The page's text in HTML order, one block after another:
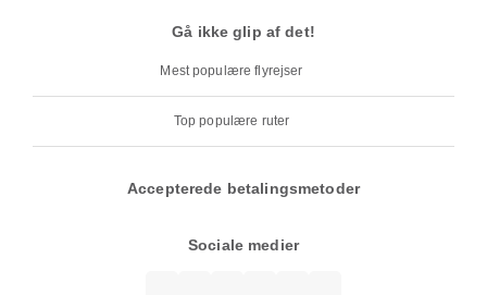
Gå ikke glip af det!
Mest populære flyrejser
Top populære ruter
Accepterede betalingsmetoder
Sociale medier